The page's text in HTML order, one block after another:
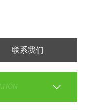
联系我们